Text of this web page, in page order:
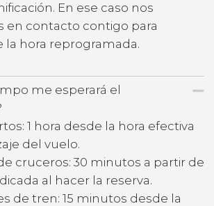
En ese caso nos
en contacto contigo para
la hora reprogramada.
me esperará el
1 hora desde la hora efectiva
del vuelo.
cruceros: 30 minutos a partir de
al hacer la reserva.
de tren: 15 minutos desde la